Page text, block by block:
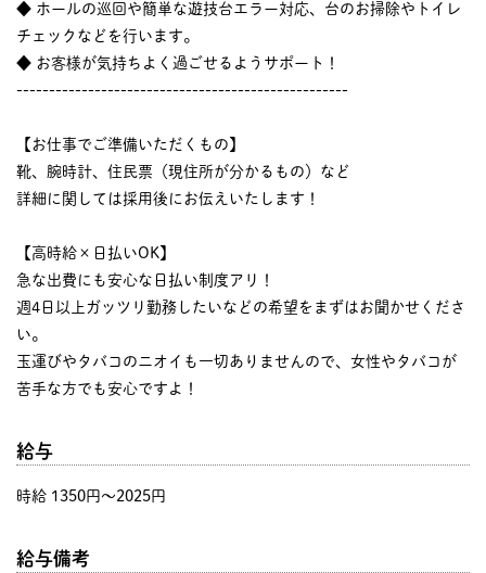
◆ ホールの巡回や簡単な遊技台エラー対応、台のお掃除やトイレ
チェックなどを行います。
◆ お客様が気持ちよく過ごせるようサポート！
---------------------------------------------------
【お仕事でご準備いただくもの】
靴、腕時計、住民票（現住所が分かるもの）など
詳細に関しては採用後にお伝えいたします！
【高時給×日払いOK】
急な出費にも安心な日払い制度アリ！
週4日以上ガッツリ勤務したいなどの希望をまずはお聞かせくださ
い。
玉運びやタバコのニオイも一切ありませんので、女性やタバコが
苦手な方でも安心ですよ！
給与
時給 1350円〜2025円
給与備考